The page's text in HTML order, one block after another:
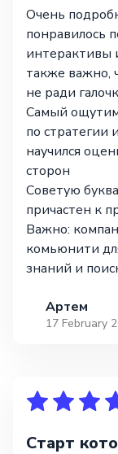
Очень
понравилось
интерактивы
также важно,
не ради
Самый
по стратегии
научился
сторон
Советую
причастен к
Важно:
комьюнити
знаний и
Артем
17 February
Старт